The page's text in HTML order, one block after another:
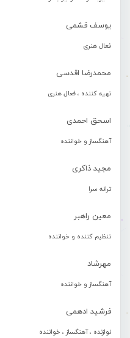
یوسف قشمی
فعال هنری
محمدرضا اقدسی
تهیه کننده ، فعال هنری
اسحق احمدی
آهنگساز و خواننده
مجید ذاکری
ترانه سرا
معین راهبر
تنظیم کننده و خواننده
مهرشاد
آهنگساز و خواننده
فرشید ادهمی
نوازنده ، آهنگساز ، خواننده